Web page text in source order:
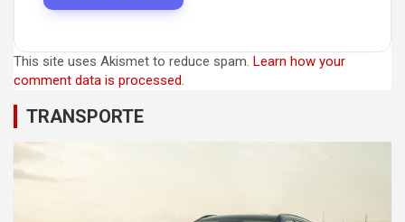
This site uses Akismet to reduce spam. Learn how your
comment data is processed.
TRANSPORTE